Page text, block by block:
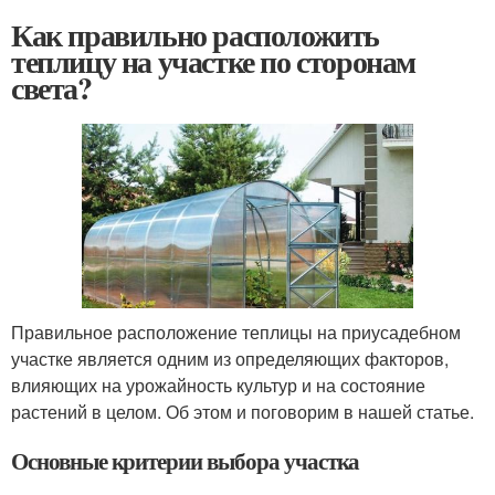
Как правильно расположить
теплицу на участке по сторонам
света?
Правильное расположение теплицы на приусадебном
участке является одним из определяющих факторов,
влияющих на урожайность культур и на состояние
растений в целом. Об этом и поговорим в нашей статье.
Основные критерии выбора участка